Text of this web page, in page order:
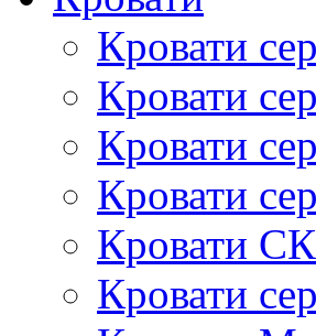
Кровати
Кровати
Кровати
Кровати
Кровати
Кровати